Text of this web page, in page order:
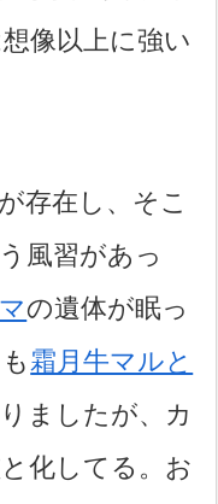
像以上に強い
存在し、そこ
風習があっ
の遺体が眠っ
霜月牛マルと
ましたが、カ
化してる。お